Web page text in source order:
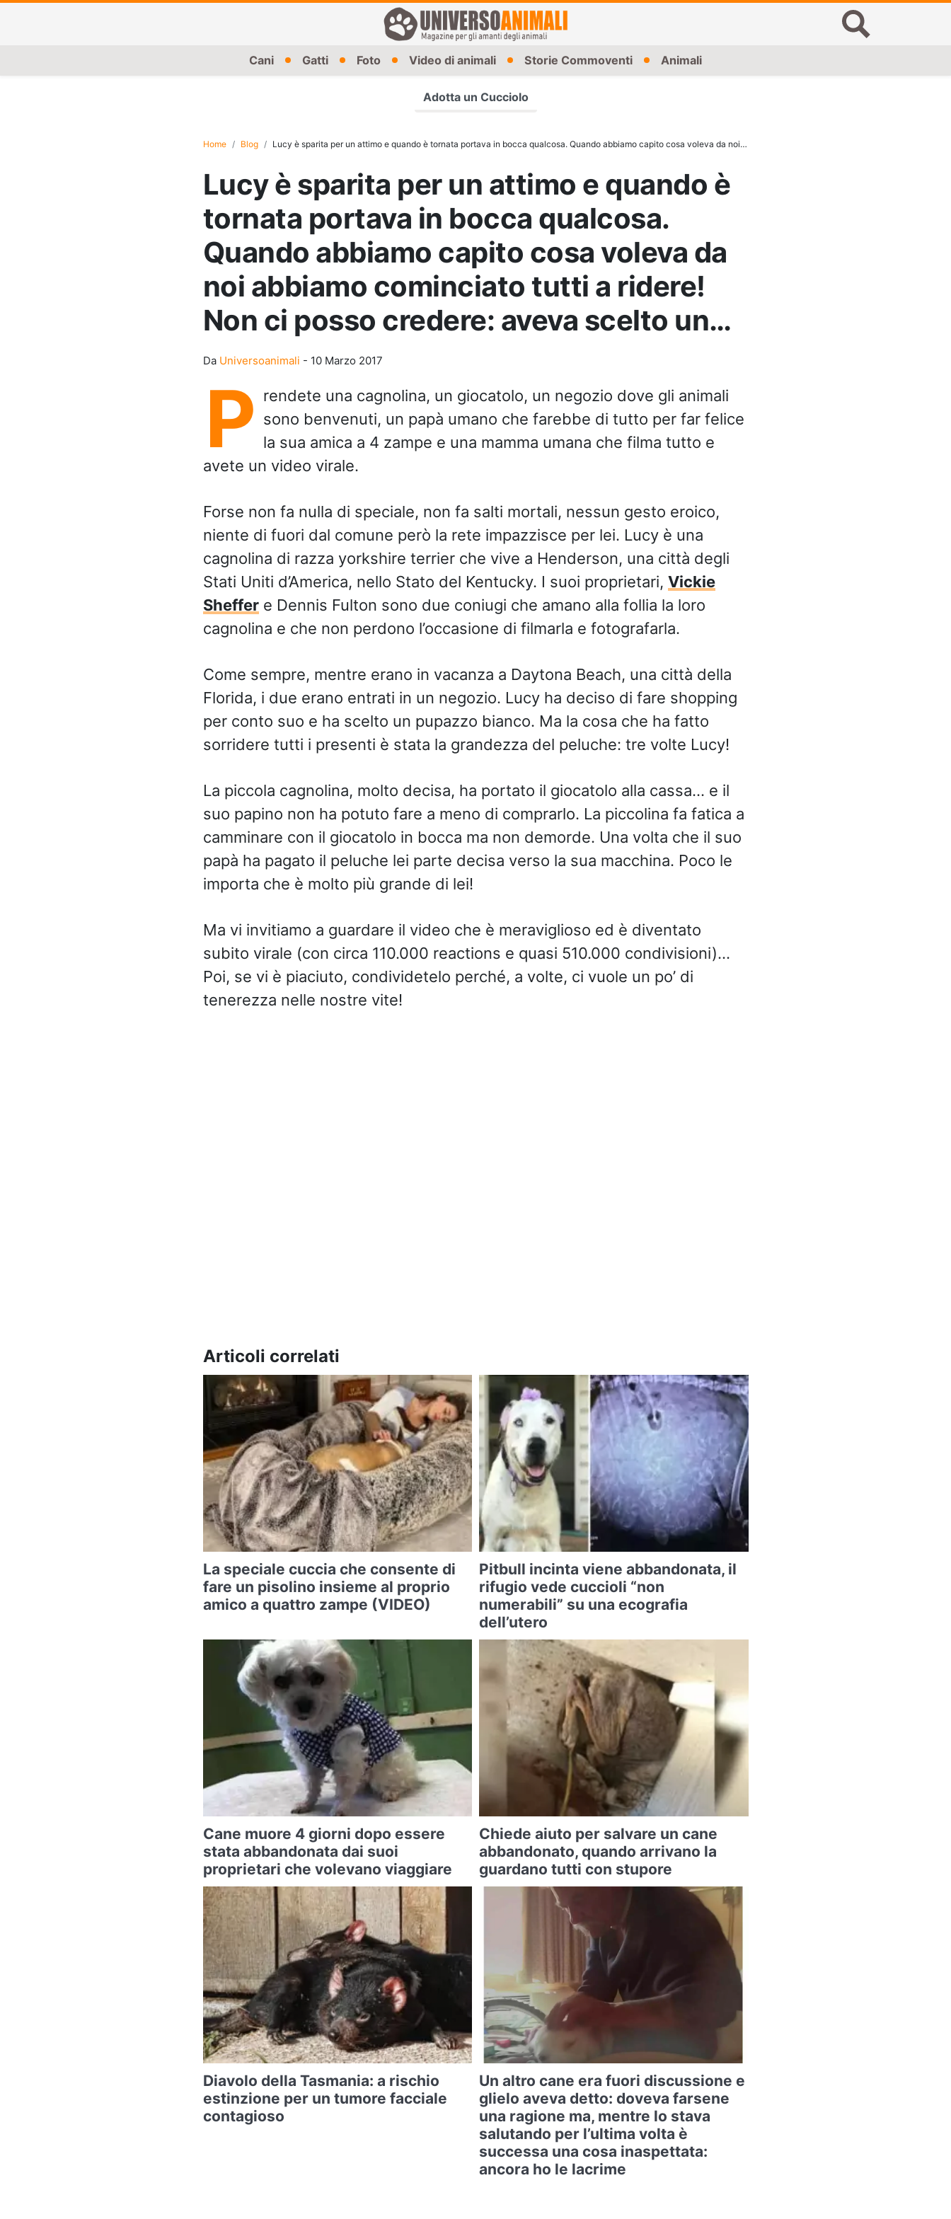
Cani Gatti Foto Video di animali Storie Commoventi Animali
Adotta un Cucciolo
Home Blog Lucy è sparita per un attimo e quando è tornata portava in bocca qualcosa. Quando abbiamo capito cosa voleva da noi abbiamo cominciato tutti a ridere! Non ci posso credere: aveva scelto un…
Lucy è sparita per un attimo e quando è
tornata portava in bocca qualcosa.
Quando abbiamo capito cosa voleva da
noi abbiamo cominciato tutti a ridere!
Non ci posso credere: aveva scelto un…
Da Universoanimali - 10 Marzo 2017
P rendete una cagnolina, un giocatolo, un negozio dove gli animali
sono benvenuti, un papà umano che farebbe di tutto per far felice
la sua amica a 4 zampe e una mamma umana che filma tutto e
avete un video virale.
Forse non fa nulla di speciale, non fa salti mortali, nessun gesto eroico,
niente di fuori dal comune però la rete impazzisce per lei. Lucy è una
cagnolina di razza yorkshire terrier che vive a Henderson, una città degli
Stati Uniti d’America, nello Stato del Kentucky. I suoi proprietari, Vickie
Sheffere Dennis Fulton sono due coniugi che amano alla follia la loro
cagnolina e che non perdono l’occasione di filmarla e fotografarla.
Come sempre, mentre erano in vacanza a Daytona Beach, una città della
Florida, i due erano entrati in un negozio. Lucy ha deciso di fare shopping
per conto suo e ha scelto un pupazzo bianco. Ma la cosa che ha fatto
sorridere tutti i presenti è stata la grandezza del peluche: tre volte Lucy!
La piccola cagnolina, molto decisa, ha portato il giocatolo alla cassa… e il
suo papino non ha potuto fare a meno di comprarlo. La piccolina fa fatica a
camminare con il giocatolo in bocca ma non demorde. Una volta che il suo
papà ha pagato il peluche lei parte decisa verso la sua macchina. Poco le
importa che è molto più grande di lei!
Ma vi invitiamo a guardare il video che è meraviglioso ed è diventato
subito virale (con circa 110.000 reactions e quasi 510.000 condivisioni)…
Poi, se vi è piaciuto, condividetelo perché, a volte, ci vuole un po’ di
tenerezza nelle nostre vite!
Articoli correlati
La speciale cuccia che consente di
fare un pisolino insieme al proprio
amico a quattro zampe (VIDEO)
Pitbull incinta viene abbandonata, il
rifugio vede cuccioli “non
numerabili” su una ecografia
dell’utero
Cane muore 4 giorni dopo essere
stata abbandonata dai suoi
proprietari che volevano viaggiare
Chiede aiuto per salvare un cane
abbandonato, quando arrivano la
guardano tutti con stupore
Diavolo della Tasmania: a rischio
estinzione per un tumore facciale
contagioso
Un altro cane era fuori discussione e
glielo aveva detto: doveva farsene
una ragione ma, mentre lo stava
salutando per l’ultima volta è
successa una cosa inaspettata:
ancora ho le lacrime